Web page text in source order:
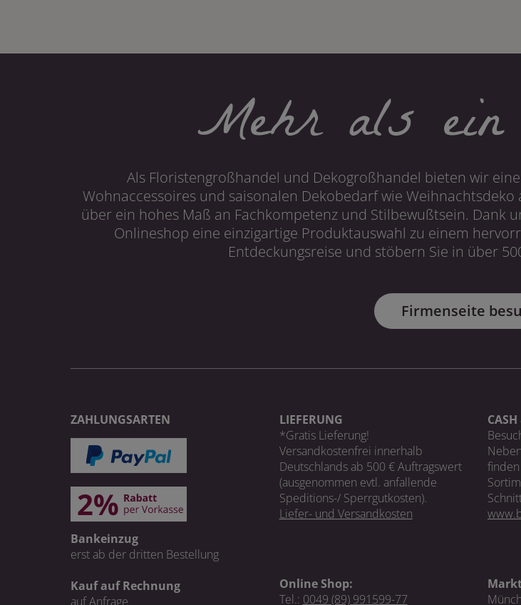
Mehr als ein
Als Floristengroßhandel und Dekogroßhandel bieten wir
Wohnaccessoires und saisonalen Dekobedarf wie
über ein hohes Maß an Fachkompetenz und Stilbewußtsein. Dank
Onlineshop eine einzigartige Produktauswahl zu einem
Entdeckungsreise und stöbern Sie in über
Firmenseite
ZAHLUNGSARTEN
Bankeinzug
erst ab der dritten Bestellung
Kauf auf Rechnung
auf Anfrage
LIEFERUNG
*Gratis Lieferung!
Versandkostenfrei innerhalb
Deutschlands ab 500 € Auftragswert
(ausgenommen evtl. anfallende
Speditions-/ Sperrgutkosten).
Liefer- und Versandkosten
Online Shop:
Tel.: 0049 (89) 991599-77